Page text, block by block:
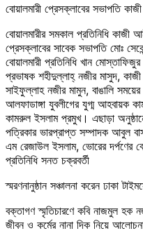
বোয়ালমারী প্রেসক্লাবের সভাপতি
বোয়ালমারীর সমকাল প্রতিনিধি কাজী
প্রেসক্লাবের সাবেক সভাপতি মোঃ
বোয়ালমারী প্রতিনিধি খান
প্রভাষক শহীদুল্লাহ্ নজীর মাসুদ,
সাইফুল্লাহ নজীর মামুন, বাঙালি সময়ের
আলফাডাঙ্গা যুবলীগের যুগ্ম আহবায়ক
কামরুল ইসলাম প্রমুখ। এছাড়া
পত্রিকার ভারপ্রাপ্ত সম্পাদক আবুল
এম রেজাউল ইসলাম, ভোরের দর্পণের
প্রতিনিধি সনত চক্রবর্তী
স্মরণনানুষ্ঠান সঞ্চালনা করেন ঢাকা
বক্তাগণ স্মৃতিচারণে কবি নাজমুল হক
জীবন ও কর্মের নানা দিক নিয়ে